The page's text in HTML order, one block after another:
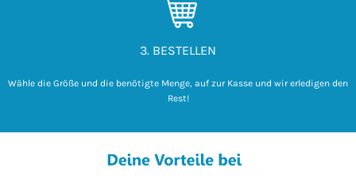
3. BESTELLEN
Wähle die Größe und die benötigte Menge, auf zur Kasse und wir erledigen den
Rest!